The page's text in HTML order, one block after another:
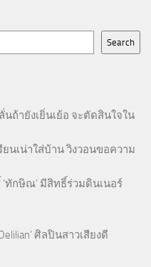
Search
นถ้ายังเยิ่นเย้อ จะตัดสินใจใน
นเน่าใส่บ้าน วิงวอนขอความ
‘ทักษิณ’ มีสิทธิ์ร่วมดินเนอร์
ศิลปินสาวเสียงดี